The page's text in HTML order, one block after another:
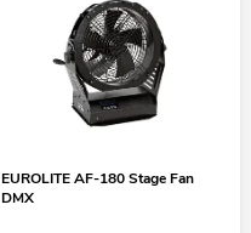
EUROLITE AF-180 Stage Fan
DMX